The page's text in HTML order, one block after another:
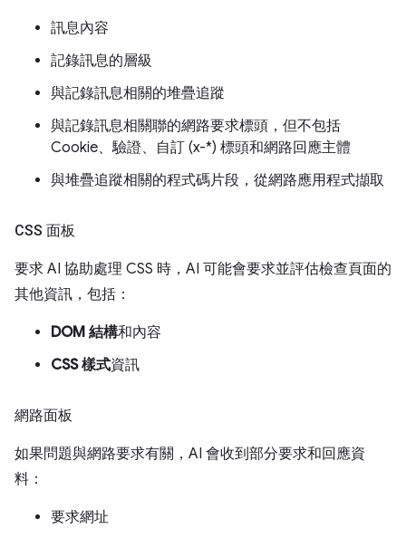
訊息內容
記錄訊息的層級
與記錄訊息相關的堆疊追蹤
與記錄訊息相關聯的網路要求標頭，但不包括
Cookie、驗證、自訂 (x-*) 標頭和網路回應主體
與堆疊追蹤相關的程式碼片段，從網路應用程式擷取
CSS 面板
要求 AI 協助處理 CSS 時，AI 可能會要求並評估檢查頁面的
其他資訊，包括：
DOM 結構和內容
CSS 樣式資訊
網路面板
如果問題與網路要求有關，AI 會收到部分要求和回應資
料：
要求網址